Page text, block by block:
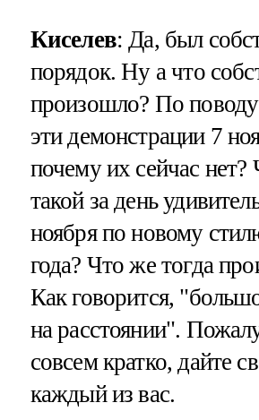
Киселев: Да, был
порядок. Ну а что
произошло? По
эти демонстрации 7
почему их сейчас нет?
такой за день
ноября по новому
года? Что же тогда
Как говорится,
на расстоянии".
совсем кратко, дайте
каждый из вас.